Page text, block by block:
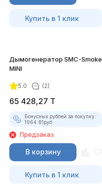
Купить в 1 клик
Дымогенератор SMC-Smoke
MINI
5.0 (2)
65 428,27 T
Бонусных рублей за покупку:
1964.81руб.
Предзаказ
В корзину
Купить в 1 клик